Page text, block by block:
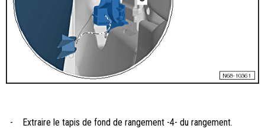
-
Extraire le tapis de fond de rangement -4- du rangement.